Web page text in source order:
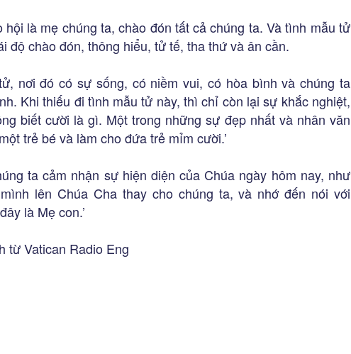
hội là mẹ chúng ta, chào đón tất cả chúng ta. Và tình mẫu tử
độ chào đón, thông hiểu, tử tế, tha thứ và ân cần.
nơi đó có sự sống, có niềm vui, có hòa bình và chúng ta
Khi thiếu đi tình mẫu tử này, thì chỉ còn lại sự khắc nghiệt,
biết cười là gì. Một trong những sự đẹp nhất và nhân văn
trẻ bé và làm cho đứa trẻ mỉm cười.’
ta cảm nhận sự hiện diện của Chúa ngày hôm nay, như
lên Chúa Cha thay cho chúng ta, và nhớ đến nói với
là Mẹ con.’
từ Vatican Radio Eng